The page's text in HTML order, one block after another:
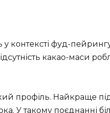
контексті фуд-
какао-маси
профіль. Найкраще
У такому поєднанні